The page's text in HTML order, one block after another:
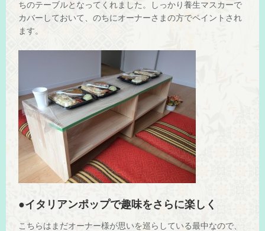
ちのテーブルとなってくれました。しっかり養生マスカーで
カバーしておいて、のちにオーナーさまの方でペイントされ
ます。
●イタリアンポップで趣味をさらに楽しく
こちらはまだオーナー様が思いを巡らしている最中なので、